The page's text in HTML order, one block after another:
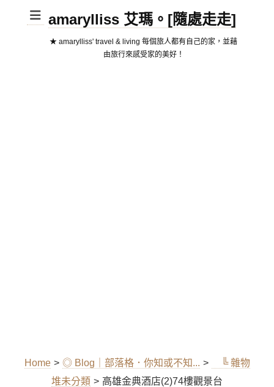
amarylliss 艾瑪。[隨處走走]
★ amarylliss' travel & living 每個旅人都有自己的家，並藉
由旅行來感受家的美好！
Home > ◎ Blog｜部落格．你知或不知... >
╚ 雜物
堆未分類 > 高雄金典酒店(2)74樓觀景台